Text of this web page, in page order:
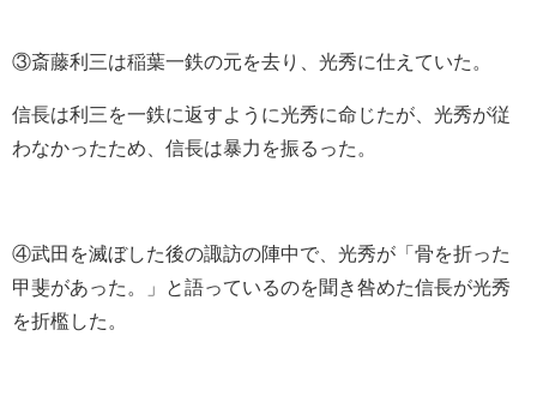
③斎藤利三は稲葉一鉄の元を去り、光秀に仕えていた。
信長は利三を一鉄に返すように光秀に命じたが、光秀が従
わなかったため、信長は暴力を振るった。
④武田を滅ぼした後の諏訪の陣中で、光秀が 「骨を折った
甲斐があった。」
と語っているのを聞き咎めた信長が光秀
を折檻した。